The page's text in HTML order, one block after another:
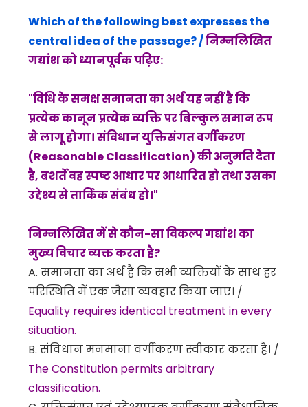
Which of the following best expresses the
central idea of the passage? /निम्नलिखित
गद्यांश को ध्यानपूर्वक पढ़िए:
"विधि के समक्ष समानता का अर्थ यह नहीं है कि
प्रत्येक कानून प्रत्येक व्यक्ति पर बिल्कुल समान रूप
से लागू होगा। संविधान युक्तिसंगत वर्गीकरण
(Reasonable Classification) की अनुमति देता
है, बशर्ते वह स्पष्ट आधार पर आधारित हो तथा उसका
उद्देश्य से तार्किक संबंध हो।"
निम्नलिखित में से कौन-सा विकल्प गद्यांश का
मुख्य विचार व्यक्त करता है?
A. समानता का अर्थ है कि सभी व्यक्तियों के साथ हर
परिस्थिति में एक जैसा व्यवहार किया जाए। /
Equality requires identical treatment in every
situation.
B. संविधान मनमाना वर्गीकरण स्वीकार करता है। /
The Constitution permits arbitrary
classification.